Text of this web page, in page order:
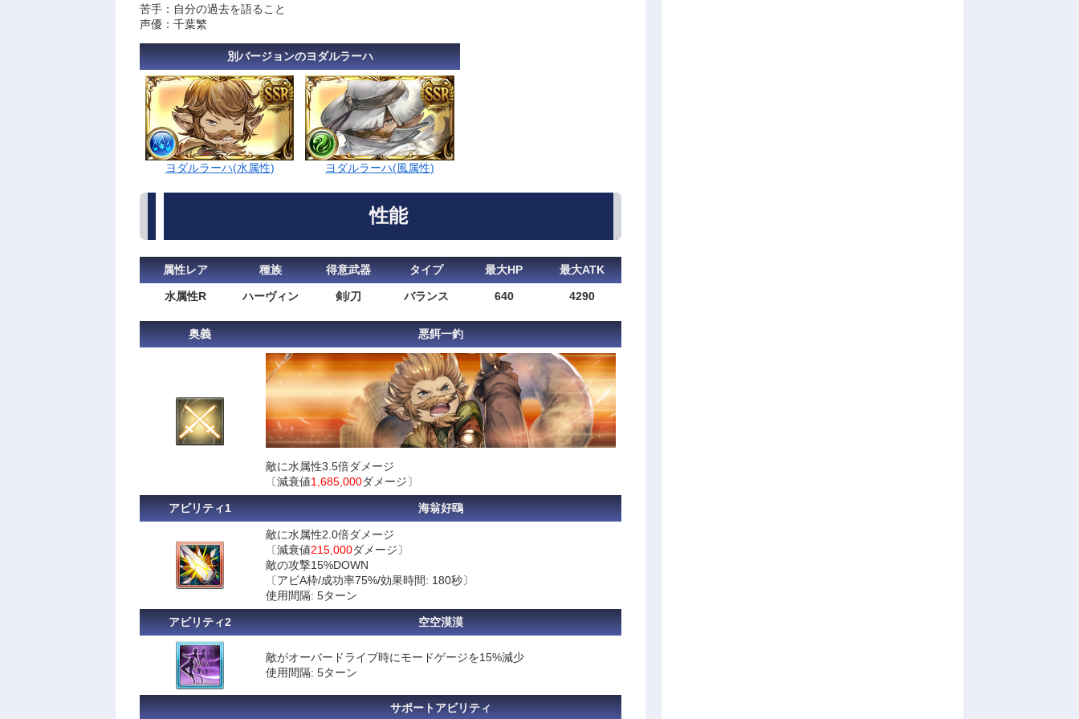
苦手：自分の過去を語ること
声優：千葉繁
別バージョンのヨダルラーハ
ヨダルラーハ(水属性) ヨダルラーハ(風属性)
性能
属性レア 種族 得意武器 タイプ 最大HP 最大ATK
水属性R ハーヴィン 剣/刀 バランス 640 4290
奥義 悪餌一釣
敵に水属性3.5倍ダメージ
〔減衰値1,685,000ダメージ〕
アビリティ1 海翁好鴎
敵に水属性2.0倍ダメージ
〔減衰値215,000ダメージ〕
敵の攻撃15%DOWN
〔アビA枠/成功率75%/効果時間: 180秒〕
使用間隔: 5ターン
アビリティ2 空空漠漠
敵がオーバードライブ時にモードゲージを15%減少
使用間隔: 5ターン
サポートアビリティ